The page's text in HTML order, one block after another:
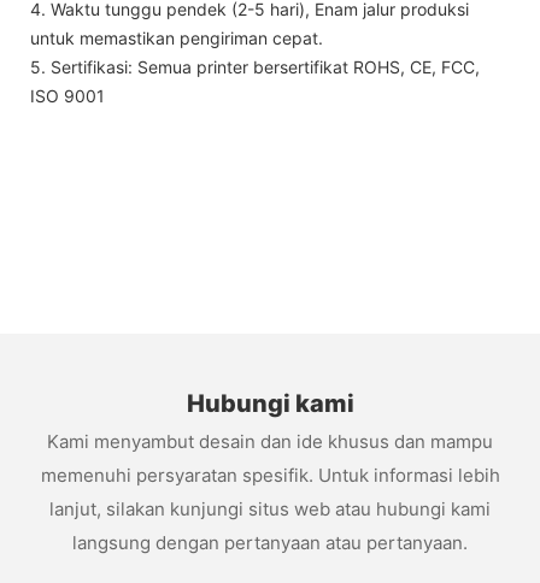
4. Waktu tunggu pendek (2-5 hari), Enam jalur produksi
untuk memastikan pengiriman cepat.
5. Sertifikasi: Semua printer bersertifikat ROHS, CE, FCC,
ISO 9001
Hubungi kami
Kami menyambut desain dan ide khusus dan mampu
memenuhi persyaratan spesifik. Untuk informasi lebih
lanjut, silakan kunjungi situs web atau hubungi kami
langsung dengan pertanyaan atau pertanyaan.